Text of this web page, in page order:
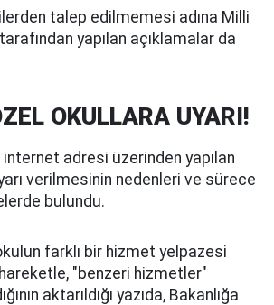
talep edilmemesi adına Milli
yapılan açıklamalar da
OKULLARA UYARI!
internet adresi üzerinden yapılan
verilmesinin nedenleri ve sürece
bulundu.
farklı bir hizmet yelpazesi
"benzeri hizmetler"
aktarıldığı yazıda, Bakanlığa